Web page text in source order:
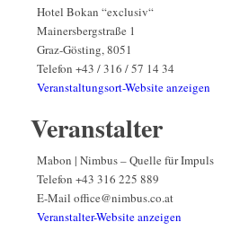
Hotel Bokan “exclusiv“
Mainersbergstraße 1
Graz-Gösting,8051
Telefon +43 / 316 / 57 14 34
Veranstaltungsort-Website anzeigen
Veranstalter
Mabon | Nimbus – Quelle für Impuls
Telefon +43 316 225 889
E-Mail office@nimbus.co.at
Veranstalter-Website anzeigen